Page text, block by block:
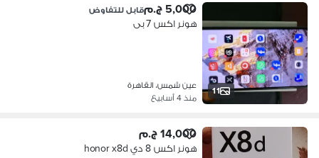
11
5,000 ج.م قابل للتفاوض
هونر اكس 7 بى
عين شمس، القاهرة
منذ 4 أسابيع
14,000 ج.م
هونر اكس 8 دي honor x8d